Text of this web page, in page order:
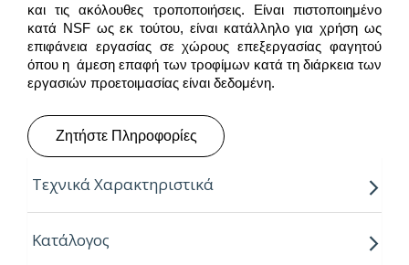
και τις ακόλουθες τροποποιήσεις. Είναι πιστοποιημένο
κατά NSF ως εκ τούτου, είναι κατάλληλο για χρήση ως
επιφάνεια εργασίας σε χώρους επεξεργασίας φαγητού
όπου η άμεση επαφή των τροφίμων κατά τη διάρκεια των
εργασιών προετοιμασίας είναι δεδομένη.
Ζητήστε Πληροφορίες
Τεχνικά Χαρακτηριστικά
“Για την παραγωγή τους, η Arpa χρησιμοποιεί την
τεχνολογία Silveright της Coveright.
Κατάλογος